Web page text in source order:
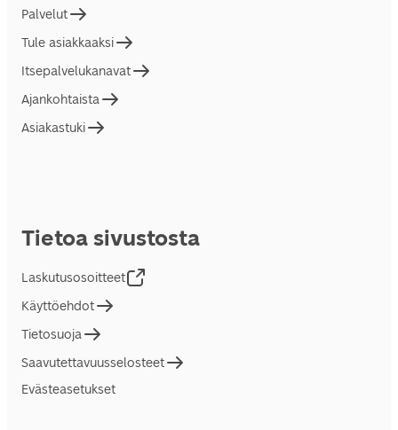
Palvelut
Tule asiakkaaksi
Itsepalvelukanavat
Ajankohtaista
Asiakastuki
Tietoa sivustosta
Laskutusosoitteet
Käyttöehdot
Tietosuoja
Saavutettavuusselosteet
Evästeasetukset